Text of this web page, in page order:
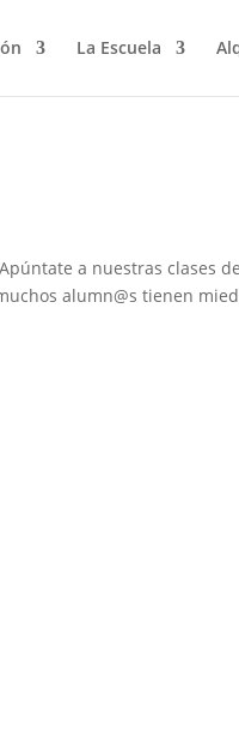
La Escuela
a nuestras clases de
alumn@s tienen